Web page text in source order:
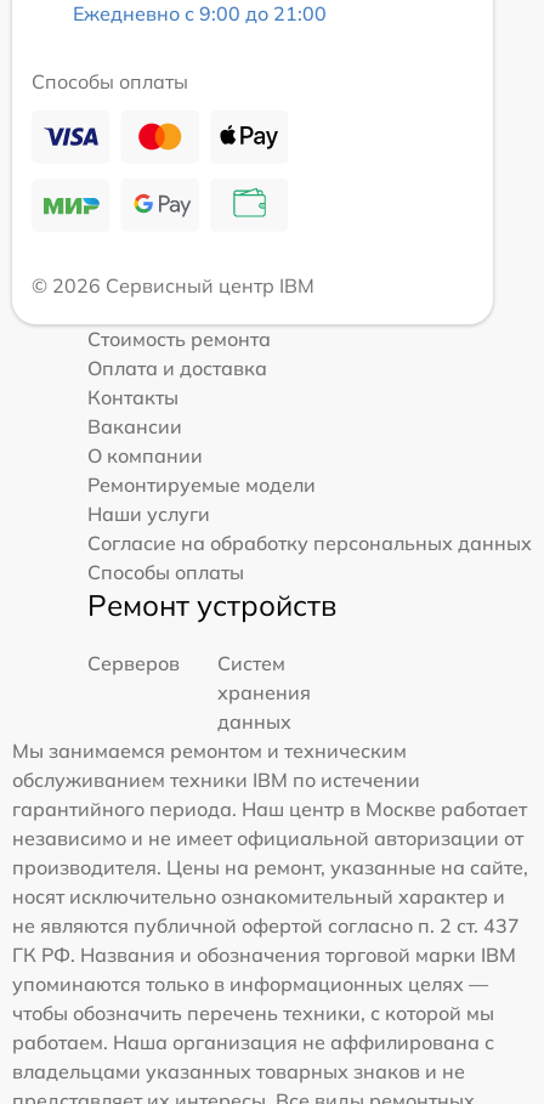
Ежедневно с 9:00 до 21:00
Способы оплаты
© 2026 Сервисный центр IBM
Стоимость ремонта
Оплата и доставка
Контакты
Вакансии
О компании
Ремонтируемые модели
Наши услуги
Согласие на обработку персональных данных
Способы оплаты
Ремонт устройств
Серверов
Систем
хранения
данных
Мы занимаемся ремонтом и техническим
обслуживанием техники IBM по истечении
гарантийного периода. Наш центр в Москве работает
независимо и не имеет официальной авторизации от
производителя. Цены на ремонт, указанные на сайте,
носят исключительно ознакомительный характер и
не являются публичной офертой согласно п. 2 ст. 437
ГК РФ. Названия и обозначения торговой марки IBM
упоминаются только в информационных целях —
чтобы обозначить перечень техники, с которой мы
работаем. Наша организация не аффилирована с
владельцами указанных товарных знаков и не